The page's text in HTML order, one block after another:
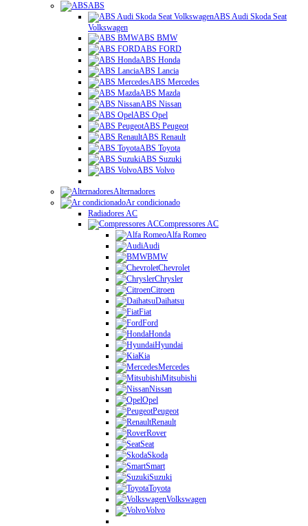
ABS
ABS Audi Skoda Seat
Volkswagen
ABS BMW
ABS FORD
ABS Honda
ABS Lancia
ABS Mercedes
ABS Mazda
ABS Nissan
ABS Opel
ABS Peugeot
ABS Renault
ABS Toyota
ABS Suzuki
ABS Volvo
Alternadores
Ar condicionado
Radiadores AC
Compressores AC
Alfa Romeo
Audi
BMW
Chevrolet
Chrysler
Citroen
Daihatsu
Fiat
Ford
Honda
Hyundai
Kia
Mercedes
Mitsubishi
Nissan
Opel
Peugeot
Renault
Rover
Seat
Skoda
Smart
Suzuki
Toyota
Volkswagen
Volvo